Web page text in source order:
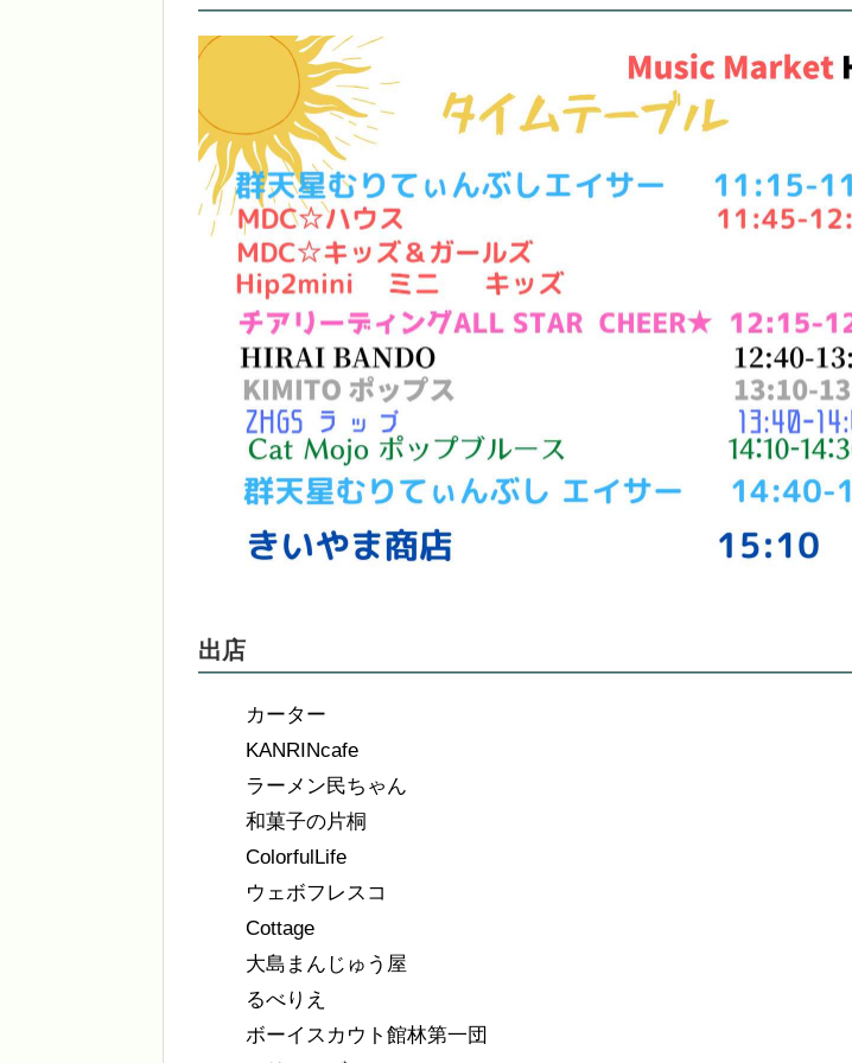
出店
カーター
KANRINcafe
ラーメン民ちゃん
和菓子の片桐
ColorfulLife
ウェボフレスコ
Cottage
大島まんじゅう屋
るべりえ
ボーイスカウト館林第一団